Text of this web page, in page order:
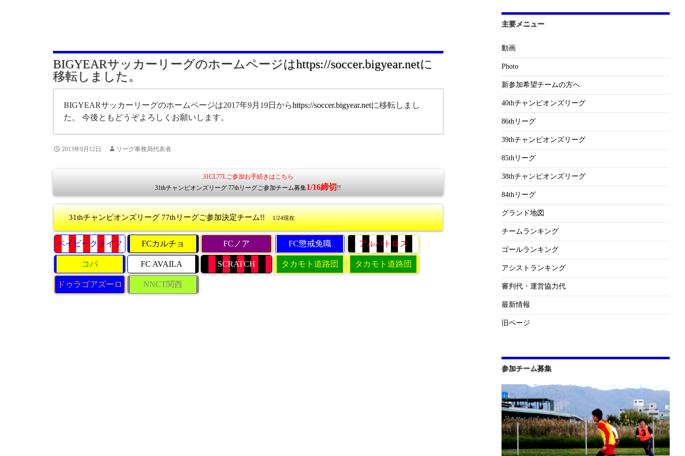
BIGYEARサッカーリーグのホームページはhttps://soccer.bigyear.netに
移転しました。
BIGYEARサッカーリーグのホームページは2017年9月19日からhttps://soccer.bigyear.netに移転しまし
た。 今後ともどうぞよろしくお願いします。
2013年9月12日 リーグ事務局代表者
31CL77Lご参加お手続きはこちら
31thチャンピオンズリーグ 77thリーグご参加チーム募集1/16締切 !!
31thチャンピオンズリーグ 77thリーグご参加決定チーム!!1/24現在
ベイビークライフ FCカルチョ FCノア FC懲戒免職 アルバトロス
コパ FC AVAILA SCRATCH タカモト道路団 タカモト道路団
ドゥラゴアズーロ NNCT関西
主要メニュー
動画
Photo
新参加希望チームの方へ
40thチャンピオンズリーグ
86thリーグ
39thチャンピオンズリーグ
85thリーグ
38thチャンピオンズリーグ
84thリーグ
グランド地図
チームランキング
ゴールランキング
アシストランキング
審判代・運営協力代
最新情報
旧ページ
参加チーム募集